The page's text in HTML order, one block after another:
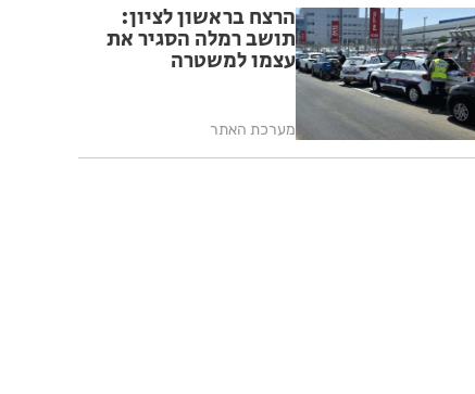
הרצח בראשון לציון:
תושב רמלה הסגיר את
עצמו למשטרה
מערכת האתר